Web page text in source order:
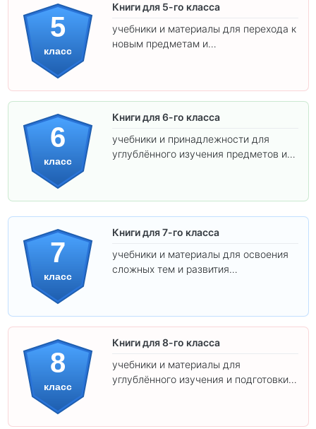
5
класс
Книги для 5-го класса
учебники и материалы для перехода к
новым предметам и
6
класс
Книги для 6-го класса
учебники и принадлежности для
углублённого изучения предметов и
7
класс
Книги для 7-го класса
учебники и материалы для освоения
сложных тем и развития
8
класс
Книги для 8-го класса
учебники и материалы для
углублённого изучения и подготовки к